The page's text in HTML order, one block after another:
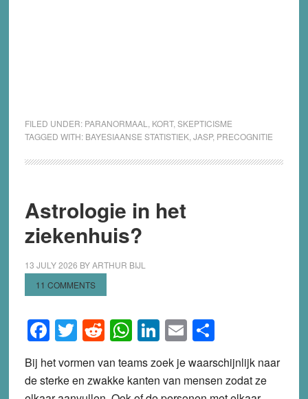
FILED UNDER: PARANORMAAL KORT, SKEPTICISME
TAGGED WITH: BAYESIAANSE STATISTIEK, JASP, PRECOGNITIE
Astrologie in het
ziekenhuis?
13 JULY 2026 BYARTHUR BIJL
11 COMMENTS
Facebook
Twitter
Reddit
WhatsApp
LinkedIn
EmailShare
Bij het vormen van teams zoek je waarschijnlijk naar
de sterke en zwakke kanten van mensen zodat ze